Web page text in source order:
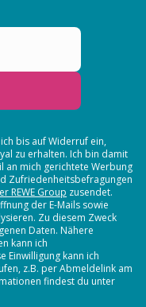
bis auf Widerruf ein,
zu erhalten. Ich bin damit
an mich gerichtete Werbung
Zufriedenheitsbefragungen
REWE Group zusendet.
der E-Mails sowie
Zu diesem Zweck
Daten. Nähere
kann ich
Einwilligung kann ich
z.B. per Abmeldelink am
findest du unter